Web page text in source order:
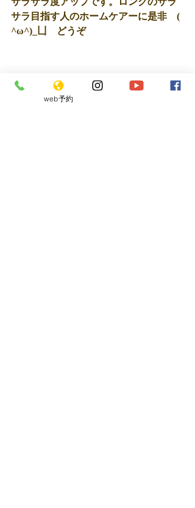
サラ目指す人のホームケアーに是非　(
^ω^)_凵　どうぞ
web予約